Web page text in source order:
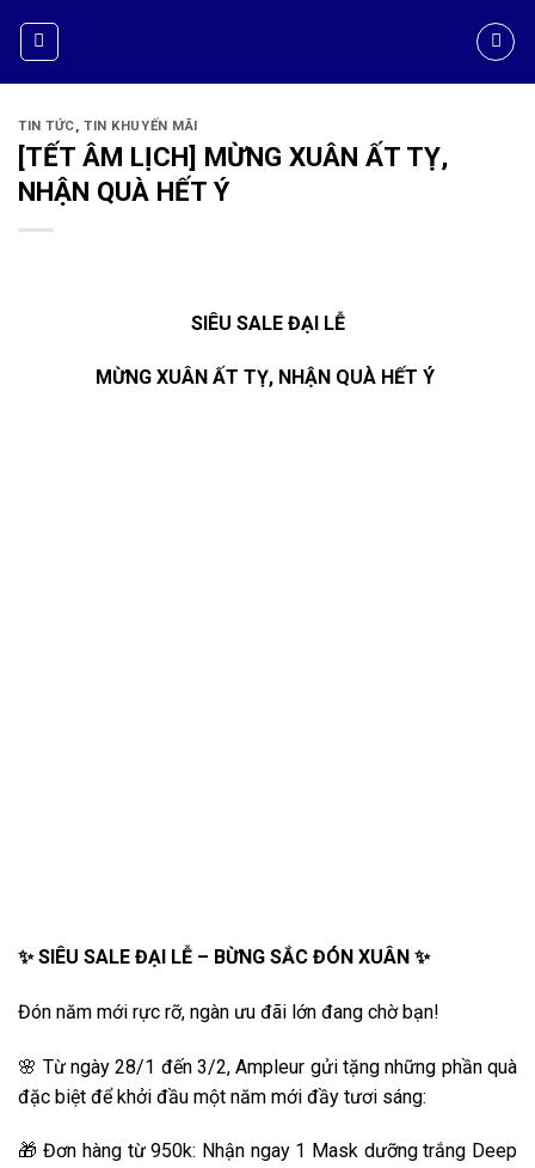
TIN TỨC,TIN KHUYẾN MÃI
[TẾT ÂM LỊCH] MỪNG XUÂN ẤT TỴ,
NHẬN QUÀ HẾT Ý
SIÊU SALE ĐẠI LỄ
MỪNG XUÂN ẤT TỴ, NHẬN QUÀ HẾT Ý
✨ SIÊU SALE ĐẠI LỄ – BỪNG SẮC ĐÓN XUÂN ✨
Đón năm mới rực rỡ, ngàn ưu đãi lớn đang chờ bạn!
🌸 Từ ngày 28/1 đến 3/2, Ampleur gửi tặng những phần quà
đặc biệt để khởi đầu một năm mới đầy tươi sáng:
🎁 Đơn hàng từ 950k: Nhận ngay 1 Mask dưỡng trắng Deep